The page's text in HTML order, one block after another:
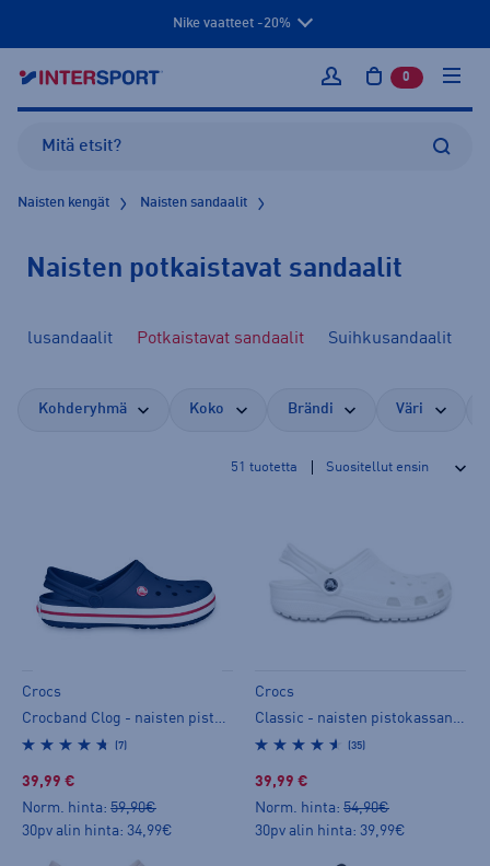
Nike vaatteet -20%
Kirjaudu sisään
0 tuotetta
Naisten kengät Naisten sandaalit
Naisten potkaistavat sandaalit
Potkaistavat sandaalit Suihkusandaalit
Kohderyhmä Koko Brändi Väri
51 tuotetta
Crocs
Crocband Clog - naisten pistokassandaalit
(7)
39,99 €
Norm. hinta: 59,90€
30pv alin hinta: 34,99€
Crocs
Classic - naisten pistokassandaalit
(35)
39,99 €
Norm. hinta: 54,90€
30pv alin hinta: 39,99€